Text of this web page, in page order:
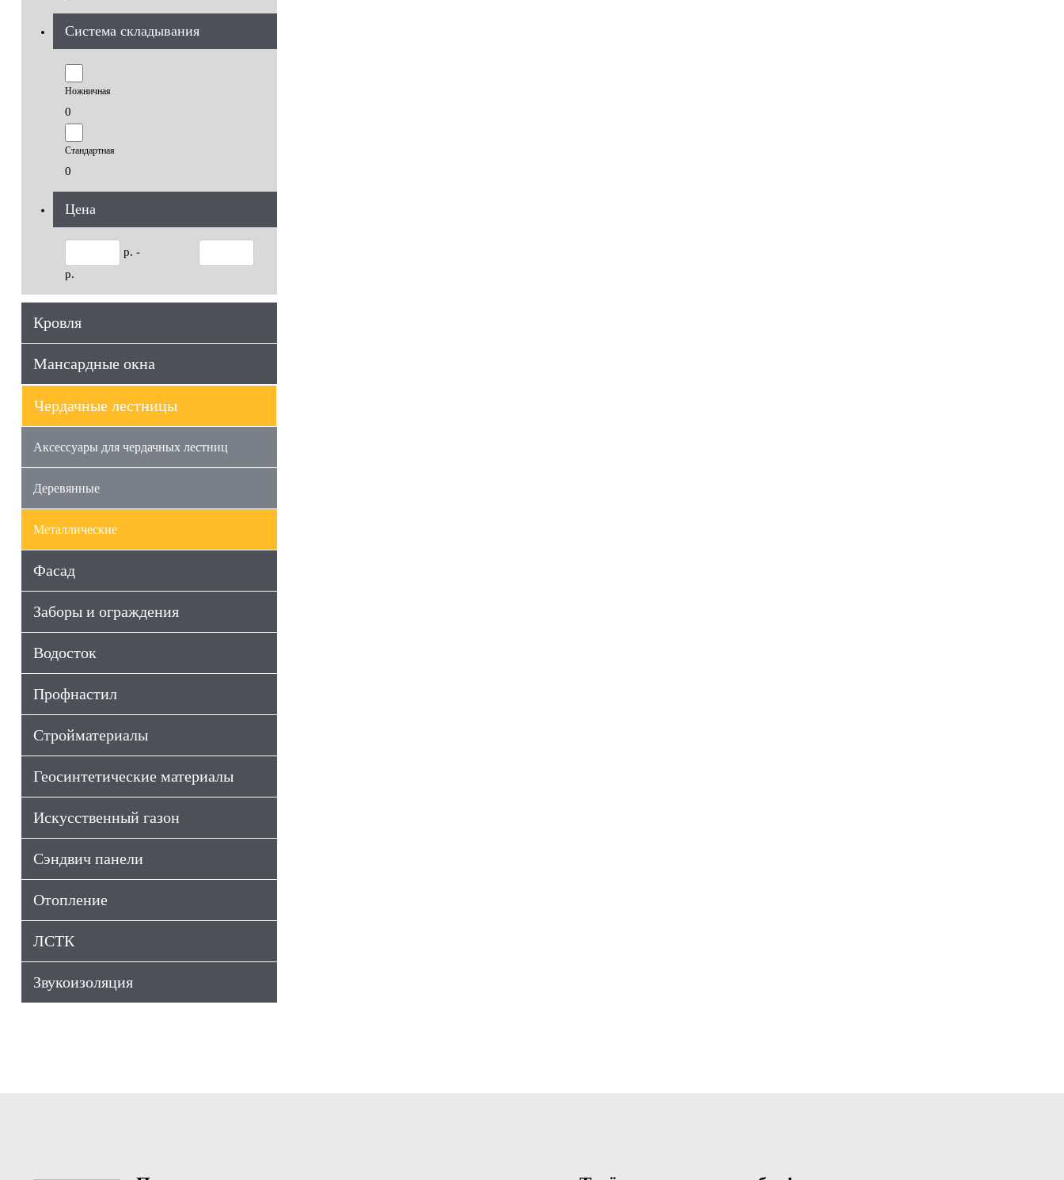
Система складывания
Ножничная
0
Стандартная
0
Цена
р. -
р.
Кровля
Мансардные окна
Чердачные лестницы
Аксессуары для чердачных лестниц
Деревянные
Металлические
Фасад
Заборы и ограждения
Водосток
Профнастил
Стройматериалы
Геосинтетические материалы
Искусственный газон
Сэндвич панели
Отопление
ЛСТК
Звукоизоляция